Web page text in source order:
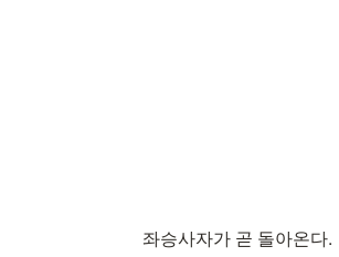
좌승사자가 곧 돌아온다.